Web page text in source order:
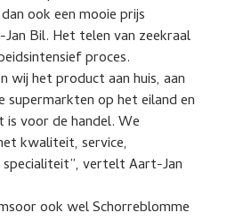
ook een mooie prijs
Bil. Het telen van zeekraal
proces.
wij het product aan huis, aan
supermarkten op het eiland en
voor de handel. We
kwaliteit, service,
vertelt Aart-Jan
ook wel Schorreblomme